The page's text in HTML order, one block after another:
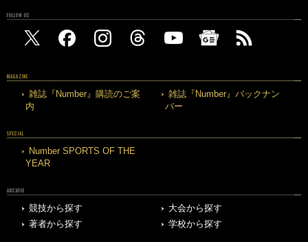
FOLLOW US
MAGAZINE
雑誌『Number』購読のご案
内
雑誌『Number』バックナン
バー
SPECIAL
Number SPORTS OF THE
YEAR
ARCHIVE
競技から探す
大会から探す
著者から探す
学校から探す